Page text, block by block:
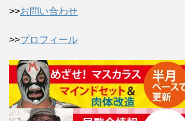
>>お問い合わせ
>>プロフィール